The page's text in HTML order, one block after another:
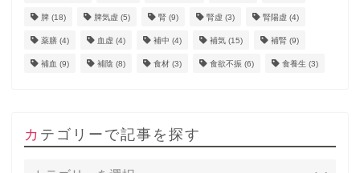
脾 (18) 脾気虚 (5) 腎 (9) 腎虚 (3) 腎陽虚 (4)
薬膳 (4) 血虚 (4) 補中 (4) 補気 (15) 補腎 (9)
補血 (9) 補陰 (8) 食材 (3) 食欲不振 (6) 食養生 (3)
カテゴリーで記事を探す